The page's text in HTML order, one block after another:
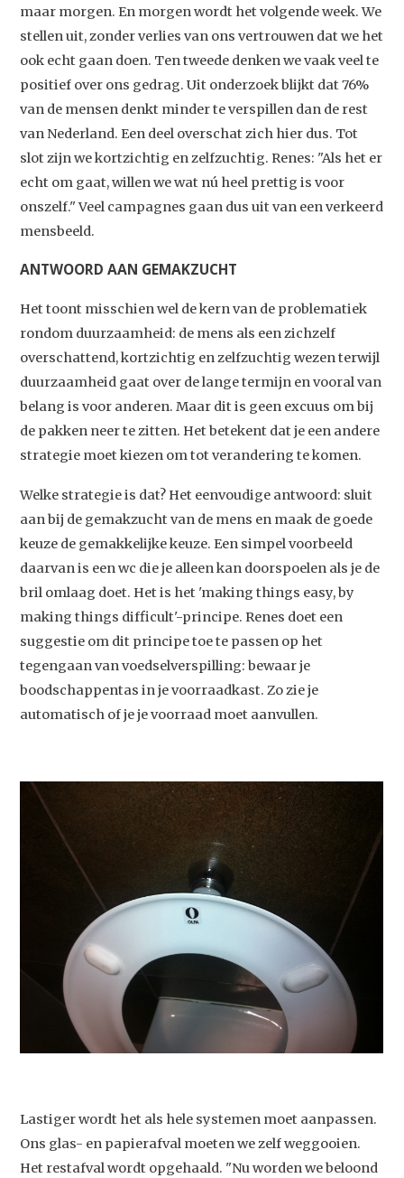
maar morgen. En morgen wordt het volgende week. We
stellen uit, zonder verlies van ons vertrouwen dat we het
ook echt gaan doen. Ten tweede denken we vaak veel te
positief over ons gedrag. Uit onderzoek blijkt dat 76%
van de mensen denkt minder te verspillen dan de rest
van Nederland. Een deel overschat zich hier dus. Tot
slot zijn we kortzichtig en zelfzuchtig. Renes: "Als het er
echt om gaat, willen we wat nú heel prettig is voor
onszelf." Veel campagnes gaan dus uit van een verkeerd
mensbeeld.
ANTWOORD AAN GEMAKZUCHT
Het toont misschien wel de kern van de problematiek
rondom duurzaamheid: de mens als een zichzelf
overschattend, kortzichtig en zelfzuchtig wezen terwijl
duurzaamheid gaat over de lange termijn en vooral van
belang is voor anderen. Maar dit is geen excuus om bij
de pakken neer te zitten. Het betekent dat je een andere
strategie moet kiezen om tot verandering te komen.
Welke strategie is dat? Het eenvoudige antwoord: sluit
aan bij de gemakzucht van de mens en maak de goede
keuze de gemakkelijke keuze. Een simpel voorbeeld
daarvan is een wc die je alleen kan doorspoelen als je de
bril omlaag doet. Het is het 'making things easy, by
making things difficult'-principe. Renes doet een
suggestie om dit principe toe te passen op het
tegengaan van voedselverspilling: bewaar je
boodschappentas in je voorraadkast. Zo zie je
automatisch of je je voorraad moet aanvullen.
Lastiger wordt het als hele systemen moet aanpassen.
Ons glas- en papierafval moeten we zelf weggooien.
Het restafval wordt opgehaald. "Nu worden we beloond